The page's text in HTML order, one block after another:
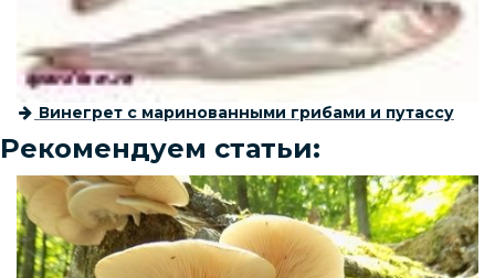
Винегрет с маринованными грибами и путассу
Рекомендуем статьи: